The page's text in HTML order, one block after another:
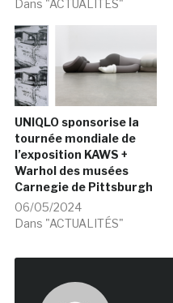
Dans "ACTUALITÉS"
UNIQLO sponsorise la
tournée mondiale de
l’exposition KAWS +
Warhol des musées
Carnegie de Pittsburgh
06/05/2024
Dans "ACTUALITÉS"